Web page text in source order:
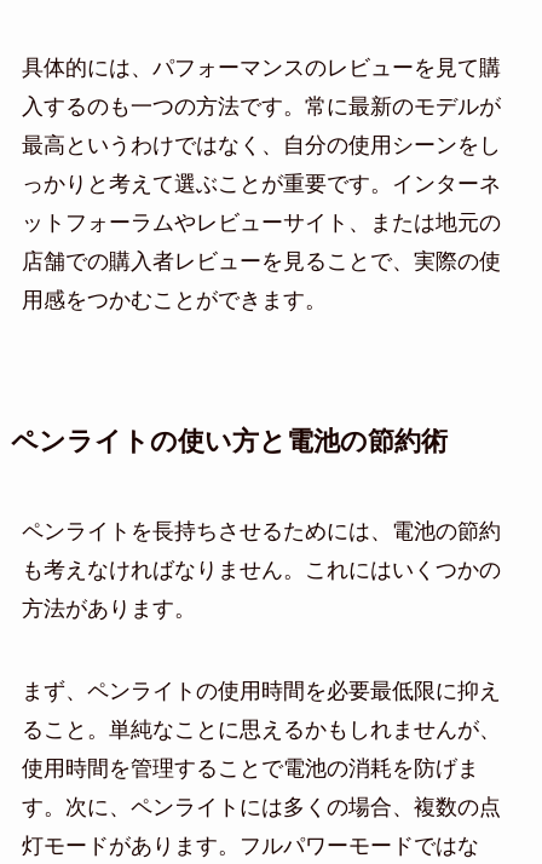
具体的には、パフォーマンスのレビューを見て購
入するのも一つの方法です。常に最新のモデルが
最高というわけではなく、自分の使用シーンをし
っかりと考えて選ぶことが重要です。インターネ
ットフォーラムやレビューサイト、または地元の
店舗での購入者レビューを見ることで、実際の使
用感をつかむことができます。
ペンライトの使い方と電池の節約術
ペンライトを長持ちさせるためには、電池の節約
も考えなければなりません。これにはいくつかの
方法があります。
まず、ペンライトの使用時間を必要最低限に抑え
ること。単純なことに思えるかもしれませんが、
使用時間を管理することで電池の消耗を防げま
す。次に、ペンライトには多くの場合、複数の点
灯モードがあります。フルパワーモードではな